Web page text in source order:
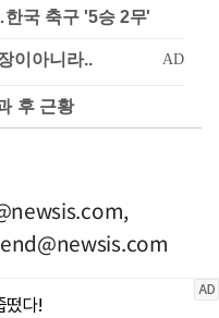
국 축구 '5승 2무'
후 근황
,